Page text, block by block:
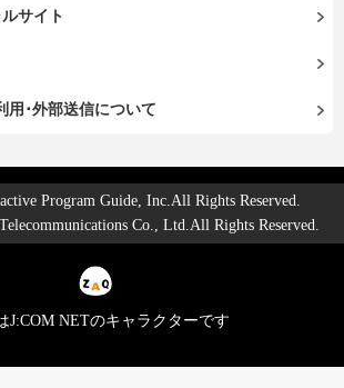
サイト
用･外部送信について
Program Guide, Inc.All Rights Reserved.
Co., Ltd.All Rights Reserved.
J:COM NETのキャラクターです